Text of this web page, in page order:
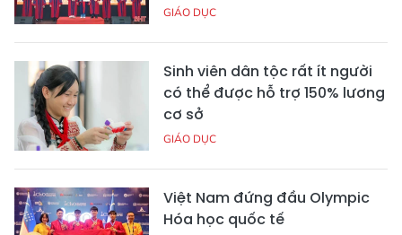
GIÁO DỤC
Sinh viên dân tộc rất ít người
có thể được hỗ trợ 150% lương
cơ sở
GIÁO DỤC
Việt Nam đứng đầu Olympic
Hóa học quốc tế